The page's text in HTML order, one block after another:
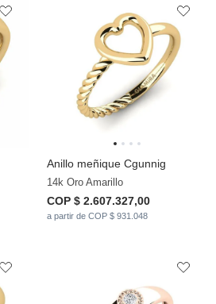
Anillo meñique Cgunnig
14k Oro Amarillo
COP $ 2.607.327,00
a partir de COP $ 931.048